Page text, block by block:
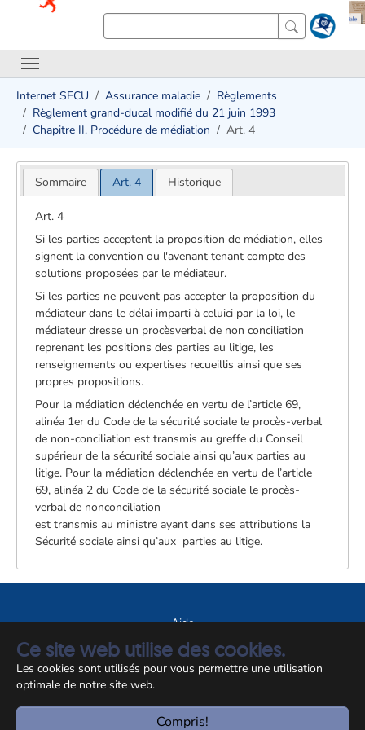
Ce site web utilise des cookies.
Les cookies sont utilisés pour vous permettre une utilisation
optimale de notre site web.
Compris!
Internet SECU Assurance maladie
Règlements
Règlement grand-ducal modifié du 21 juin 1993
Chapitre II. Procédure de médiation
Art. 4
Sommaire Art. 4 Historique
Art. 4
Si les parties acceptent la proposition de médiation, elles
signent la convention ou l'avenant tenant compte des
solutions proposées par le médiateur.
Si les parties ne peuvent pas accepter la proposition du
médiateur dans le délai imparti à celui­ci par la loi, le
médiateur dresse un procès­verbal de non conciliation
reprenant les positions des parties au litige, les
renseignements ou expertises recueillis ainsi que ses
propres propositions.
Pour la médiation déclenchée en vertu de l’article 69,
alinéa 1er du Code de la sécurité sociale le procès-verbal
de non-conciliation est transmis au greffe du Conseil
supérieur de la sécurité sociale ainsi qu’aux parties au
litige. Pour la médiation déclenchée en vertu de l’article
69, alinéa 2 du Code de la sécurité sociale le procès-
verbal de nonconciliation
est transmis au ministre ayant dans ses attributions la
Sécurité sociale ainsi qu’aux parties au litige.
Aide
A propos du site
Notice légale
© CCSS 2026